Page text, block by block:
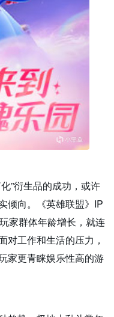
”衍生品的成功，或许
倾向。《英雄联盟》IP
家群体年龄增长，就连
对工作和生活的压力，
家更青睐娱乐性高的游